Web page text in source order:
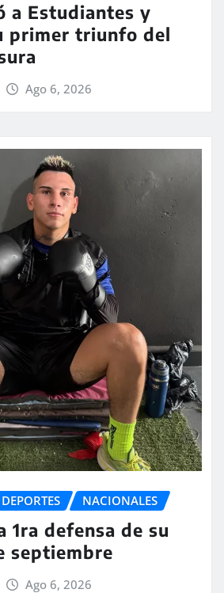
a Estudiantes y
primer triunfo del
Ago 6, 2026
DEPORTES NACIONALES
1ra defensa de su
septiembre
Ago 6, 2026